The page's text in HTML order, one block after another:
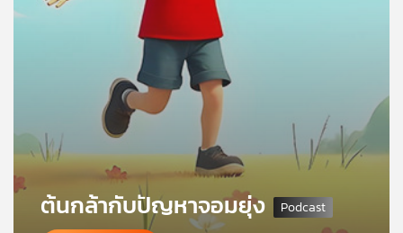
และ
กับ
เรา
เครือต้นกล้ากับปัญหาจอมยุ่ง